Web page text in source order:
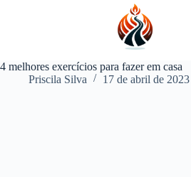
4 melhores exercícios para fazer em casa
Priscila Silva
17 de abril de 2023